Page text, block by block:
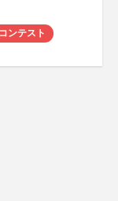
ンテスト